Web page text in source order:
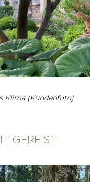
Klima (Kundenfoto)
GEREIST